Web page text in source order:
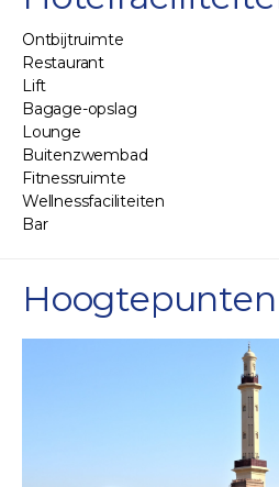
Ontbijtruimte
Restaurant
Lift
Bagage-opslag
Lounge
Buitenzwembad
Fitnessruimte
Wellnessfaciliteiten
Bar
Hoogtepunten